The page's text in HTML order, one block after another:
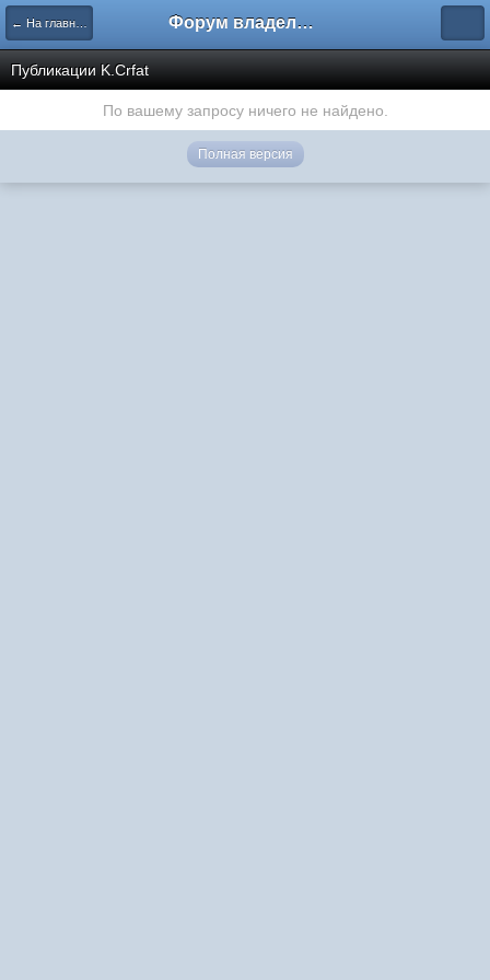
← На главную Форум владельцев интернет-магазинов
Публикации K.Crfat
По вашему запросу ничего не найдено.
Полная версия